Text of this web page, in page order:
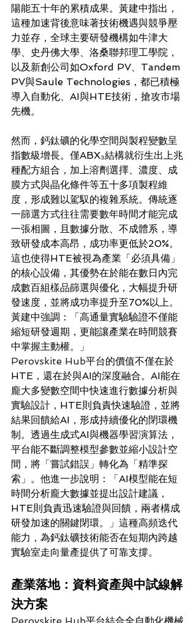
陽能五十年的累積成果。黃建中指出，
這種加速背後意味著技術機遇與競爭壓
力並存，全球主要研發機構如牛津大
學、史丹佛大學、洛桑聯邦理工學院，
以及新創公司如Oxford PV、Tandem
PV與Saule Technologies，都已積極
導入自動化、AI與HTE技術，搶攻市場
先機。
然而，鈣鈦礦的化學空間與製程變數呈
指數級增長。僅ABX₃結構就衍生出上兆
種配方組合，加上溶劑選擇、濃度、成
膜方式與晶化條件等五十多項製程維
度，形成難以駕馭的複雜系統。傳統逐
一篩選方式往往需要數年時間才能完成
一張相圖，且數據分散、不成體系，導
致研發成本高昂，成功率更低於20%。
這也使得HTE被視為產業「必須具備」
的核心設備，其優勢在於能在數日內完
成數百組樣品篩選與優化，大幅提升研
發速度，並將成功率提升至70%以上。
黃建中強調：「高通量實驗驗證不僅能
縮短研發週期，更能讓產業在時間競賽
中掌握主動權。」
Perovskite Hub平台的價值不僅在於
HTE，還在於與AI的深度融合。AI能在
龐大多變數空間中快速進行數據分析與
實驗設計，HTE則負責快速驗證，並將
結果回饋給AI，形成持續優化的閉環機
制。透過生成式AI與機器學習演算法，
平台能不斷調整模型參數並縮小設計空
間，將「嘗試錯誤」轉化為「精準探
索」。他進一步說明：「AI模型能在短
時間分析龐大數據並提出設計建議，
HTE則負責迅速驗證與回饋，兩者構成
研發加速的關鍵閉環。」這種高頻迭代
能力，為鈣鈦礦技術能否在短期內跨越
實驗室走向量產提供了可靠支撐。
產業落地：資料資產與中試線解
決方案